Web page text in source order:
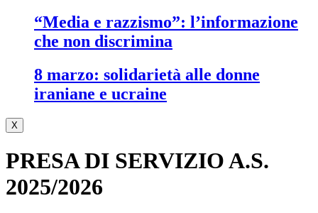
“media e razzismo”: l’informazione
che non discrimina
8 marzo: solidarietà alle donne
iraniane e ucraine
X
PRESA DI SERVIZIO A.S.
2025/2026